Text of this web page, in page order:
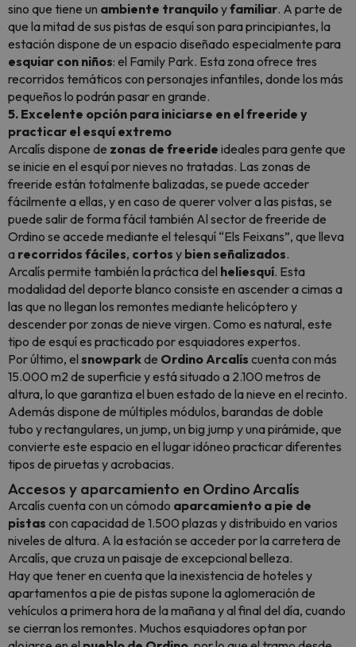
sino que tiene un ambiente tranquiloyfamiliar. A parte de
que la mitad de sus pistas de esquí son para principiantes, la
estación dispone de un espacio diseñado especialmente para
esquiar con niños: el Family Park. Esta zona ofrece tres
recorridos temáticos con personajes infantiles, donde los más
pequeños lo podrán pasar en grande.
5. Excelente opción para iniciarse en el freeride y
practicar el esquí extremo
Arcalís dispone de zonas de freeride ideales para gente que
se inicie en el esquí por nieves no tratadas. Las zonas de
freeride están totalmente balizadas, se puede acceder
fácilmente a ellas, y en caso de querer volver a las pistas, se
puede salir de forma fácil también Al sector de freeride de
Ordino se accede mediante el telesquí “Els Feixans”, que lleva
a recorridos fáciles, cortos y bien señalizados.
Arcalís permite también la práctica del heliesquí. Esta
modalidad del deporte blanco consiste en ascender a cimas a
las que no llegan los remontes mediante helicóptero y
descender por zonas de nieve virgen. Como es natural, este
tipo de esquí es practicado por esquiadores expertos.
Por último, el snowparkde OrdinoArcalís cuenta con más
15.000 m2 de superficie y está situado a 2.100 metros de
altura, lo que garantiza el buen estado de la nieve en el recinto.
Además dispone de múltiples módulos, barandas de doble
tubo y rectangulares, un jump, un big jump y una pirámide, que
convierte este espacio en el lugar idóneo practicar diferentes
tipos de piruetas y acrobacias.
Accesos y aparcamiento en Ordino Arcalís
Arcalís cuenta con un cómodo aparcamiento a pie de
pistas con capacidad de 1.500 plazas y distribuido en varios
niveles de altura. A la estación se acceder por la carretera de
Arcalís, que cruza un paisaje de excepcional belleza.
Hay que tener en cuenta que la inexistencia de hoteles y
apartamentos a pie de pistas supone la aglomeración de
vehículos a primera hora de la mañana y al final del día, cuando
se cierran los remontes. Muchos esquiadores optan por